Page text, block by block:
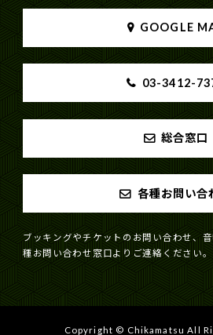
GOOGLE
03-3412-
総合窓口
各種お問い合
ブッキングやチケットのお問い合わせ、
種お問い合わせ窓口よりご連絡ください。
Copyright © Chikamatsu All